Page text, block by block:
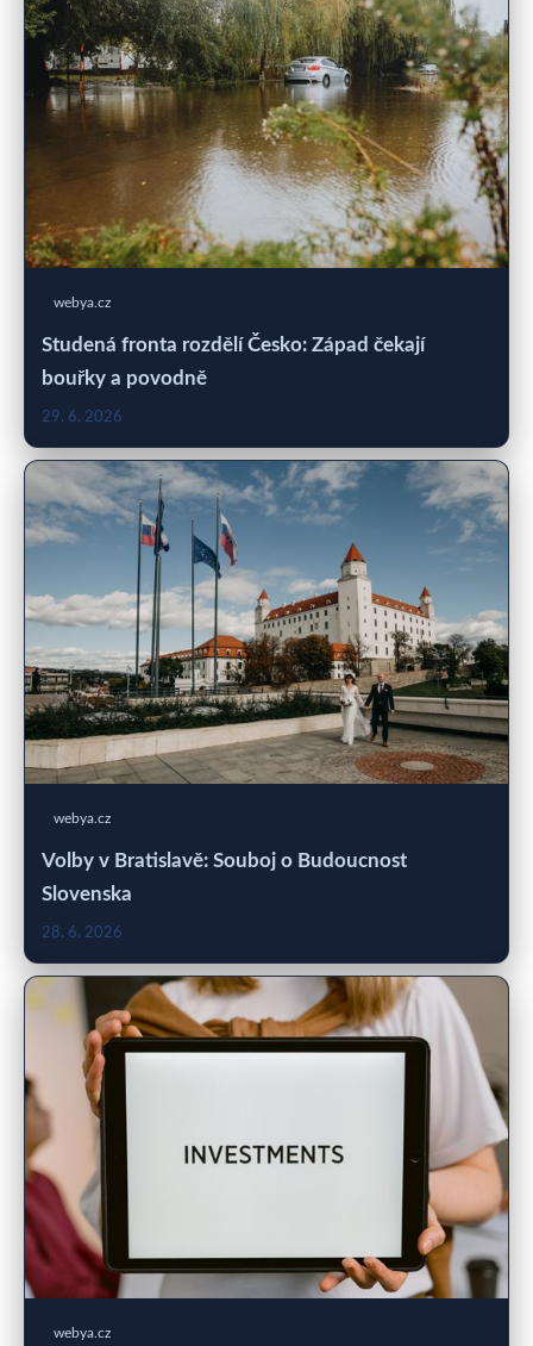
webya.cz
Studená fronta rozdělí Česko: Západ čekají
bouřky a povodně
29. 6. 2026
webya.cz
Volby v Bratislavě: Souboj o Budoucnost
Slovenska
28. 6. 2026
webya.cz